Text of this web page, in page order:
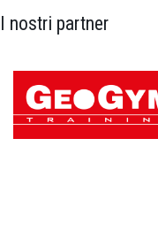
I nostri partner